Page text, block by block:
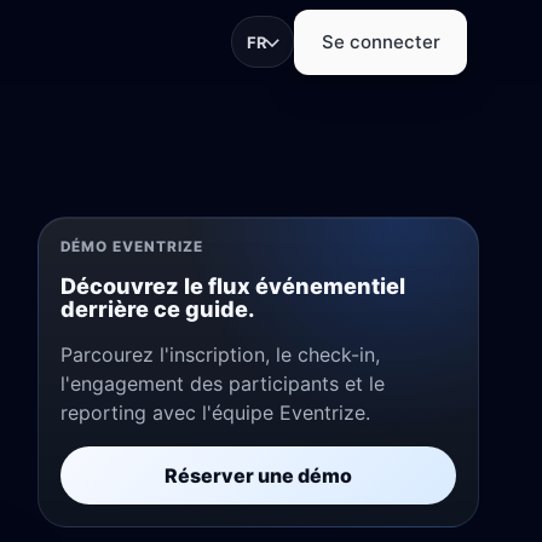
inscriptions, check-
de leads et
FR Se connecter
DÉMO EVENTRIZE
Découvrez le flux événementiel
derrière ce guide.
Parcourez l'inscription, le check-in,
l'engagement des participants et le
reporting avec l'équipe Eventrize.
Réserver une démo